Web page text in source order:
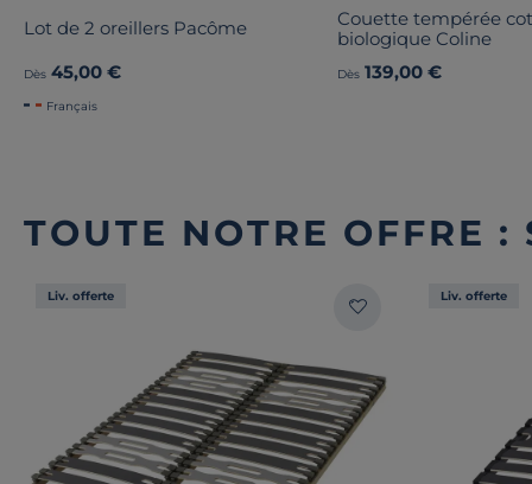
Lot de 2 oreillers Pacôme
Dès 45,00 €
Français
Couette tempérée
biologique Coline
Dès 139,00 €
TOUTE NOTRE OFFRE
Liv. offerte Liv. offerte